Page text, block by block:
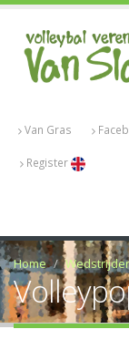
Van Gras
Register
Home